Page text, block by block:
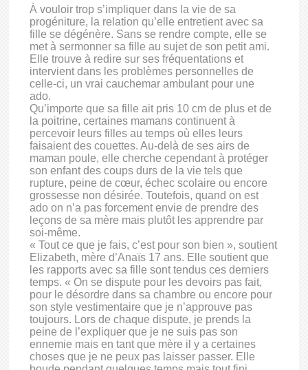
À vouloir trop s’impliquer dans la vie de sa
progéniture, la relation qu’elle entretient avec sa
fille se dégénère. Sans se rendre compte, elle se
met à sermonner sa fille au sujet de son petit ami.
Elle trouve à redire sur ses fréquentations et
intervient dans les problèmes personnelles de
celle-ci, un vrai cauchemar ambulant pour une
ado.
Qu’importe que sa fille ait pris 10 cm de plus et de
la poitrine, certaines mamans continuent à
percevoir leurs filles au temps où elles leurs
faisaient des couettes. Au-delà de ses airs de
maman poule, elle cherche cependant à protéger
son enfant des coups durs de la vie tels que
rupture, peine de cœur, échec scolaire ou encore
grossesse non désirée. Toutefois, quand on est
ado on n’a pas forcement envie de prendre des
leçons de sa mère mais plutôt les apprendre par
soi-même.
« Tout ce que je fais, c’est pour son bien », soutient
Elizabeth, mère d’Anaïs 17 ans. Elle soutient que
les rapports avec sa fille sont tendus ces derniers
temps. « On se dispute pour les devoirs pas fait,
pour le désordre dans sa chambre ou encore pour
son style vestimentaire que je n’approuve pas
toujours. Lors de chaque dispute, je prends la
peine de l’expliquer que je ne suis pas son
ennemie mais en tant que mère il y a certaines
choses que je ne peux pas laisser passer. Elle